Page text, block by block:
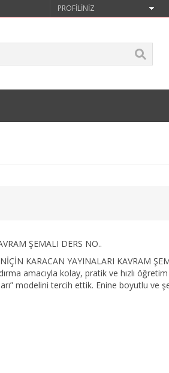
PROFILINIZ
ŞEMALI DERS NO..
KARACAN YAYINALARI KAVRAM
amacıyla kolay, pratik ve hızlı
modelini tercih ettik. Enine boyutlu ve